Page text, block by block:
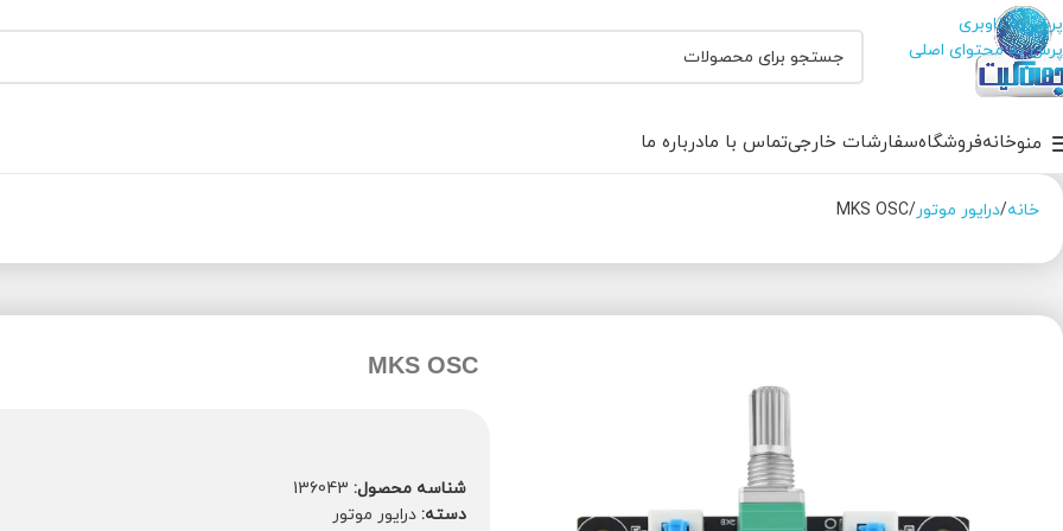
پرش به ناوبری
پرش به محتوای اصلی
منوخانهفروشگاهسفارشات خارجیتماس با مادرباره ما
خانه درایور موتور MKS OSC
MKS OSC
شناسه محصول: 136043
دسته: درایور موتور